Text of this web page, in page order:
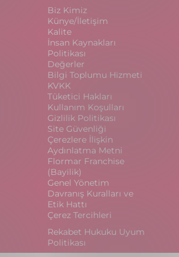
Biz Kimiz
Künye/İletişim
Kalite
İnsan Kaynakları
Politikası
Değerler
Bilgi Toplumu Hizmeti
KVKK
Tüketici Hakları
Kullanım Koşulları
Gizlilik Politikası
Site Güvenliği
Çerezlere İlişkin
Aydınlatma Metni
Flormar Franchise
(Bayilik)
Genel Yönetim
Davranış Kuralları ve
Etik Hattı
Çerez Tercihleri
Rekabet Hukuku Uyum
Politikası